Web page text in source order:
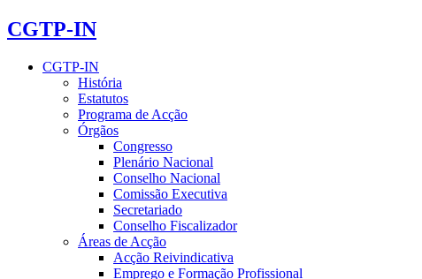
CGTP-IN
CGTP-IN
História
Estatutos
Programa de Acção
Órgãos
Congresso
Plenário Nacional
Conselho Nacional
Comissão Executiva
Secretariado
Conselho Fiscalizador
Áreas de Acção
Acção Reivindicativa
Emprego e Formação Profissional